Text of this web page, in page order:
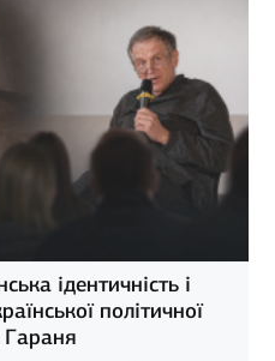
ідентичність і
політичної
Гараня